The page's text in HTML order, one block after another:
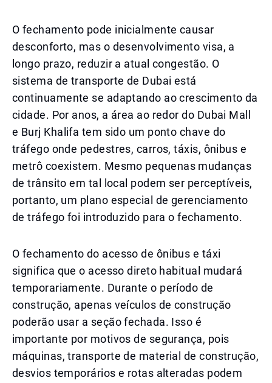
O fechamento pode inicialmente causar
desconforto, mas o desenvolvimento visa, a
longo prazo, reduzir a atual congestão. O
sistema de transporte de Dubai está
continuamente se adaptando ao crescimento da
cidade. Por anos, a área ao redor do Dubai Mall
e Burj Khalifa tem sido um ponto chave do
tráfego onde pedestres, carros, táxis, ônibus e
metrô coexistem. Mesmo pequenas mudanças
de trânsito em tal local podem ser perceptíveis,
portanto, um plano especial de gerenciamento
de tráfego foi introduzido para o fechamento.
O fechamento do acesso de ônibus e táxi
significa que o acesso direto habitual mudará
temporariamente. Durante o período de
construção, apenas veículos de construção
poderão usar a seção fechada. Isso é
importante por motivos de segurança, pois
máquinas, transporte de material de construção,
desvios temporários e rotas alteradas podem